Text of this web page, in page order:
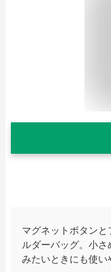
マグネットボタンと
ルダーバッグ。小
みたいときにも使い